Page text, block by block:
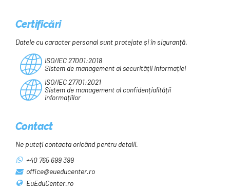
Certificări
Datele cu caracter personal sunt protejate și în siguranță.
ISO/IEC 27001:2018
Sistem de management al securității informației
ISO/IEC 27701:2021
Sistem de management al confidențialității
informațiilor
Contact
Ne puteți contacta oricând pentru detalii.
+40 765 699 399
office@eueducenter.ro
EuEduCenter.ro